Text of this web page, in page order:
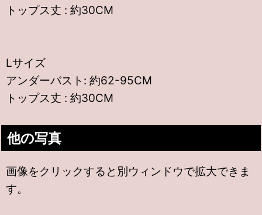
トップス丈 : 約30CM
Lサイズ
アンダーバスト: 約62-95CM
トップス丈 : 約30CM
他の写真
画像をクリックすると別ウィンドウで拡大できま
す。